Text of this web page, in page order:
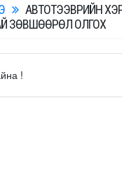
АВТОТЭЭВРИЙН
ЗӨВШӨӨРӨЛ ОЛГОХ
!